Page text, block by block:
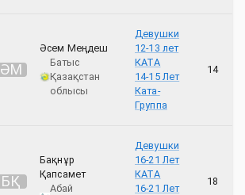
ӘМ
Әсем Меңдеш
Батыс
Қазақстан
облысы
Девушки
12-13 лет
КАТА
14-15 Лет
Ката-
Группа
14
БҚ
Бақнұр
Қапсамет
Абай
Девушки
16-21 Лет
КАТА
16-21 Лет
18